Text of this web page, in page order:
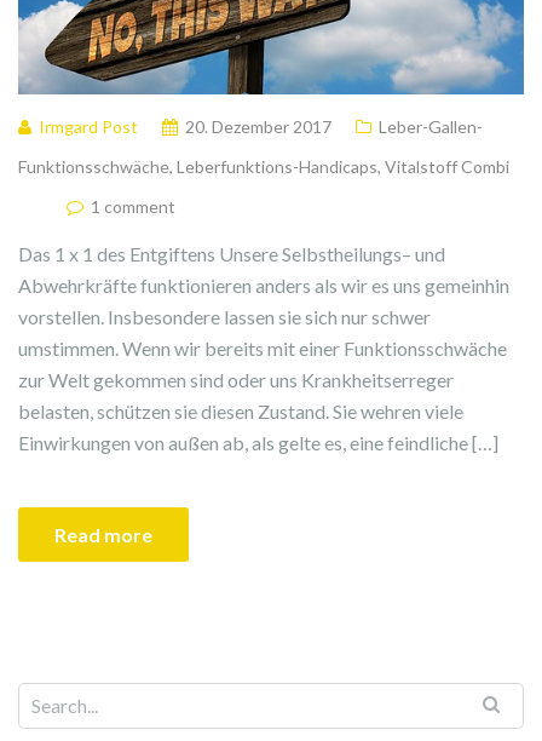
Irmgard Post 20. Dezember 2017
Leber-Gallen-
Funktionsschwäche, Leberfunktions-Handicaps, Vitalstoff Combi
1 comment
Das 1 x 1 des Entgiftens Unsere Selbstheilungs– und
Abwehrkräfte funktionieren anders als wir es uns gemeinhin
vorstellen. Insbesondere lassen sie sich nur schwer
umstimmen. Wenn wir bereits mit einer Funktionsschwäche
zur Welt gekommen sind oder uns Krankheitserreger
belasten, schützen sie diesen Zustand. Sie wehren viele
Einwirkungen von außen ab, als gelte es, eine feindliche […]
Read more
Search for: